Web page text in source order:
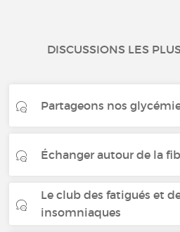
DISCUSSIONS LES
Partageons nos
Échanger autour de la
Le club des fatigués et
insomniaques